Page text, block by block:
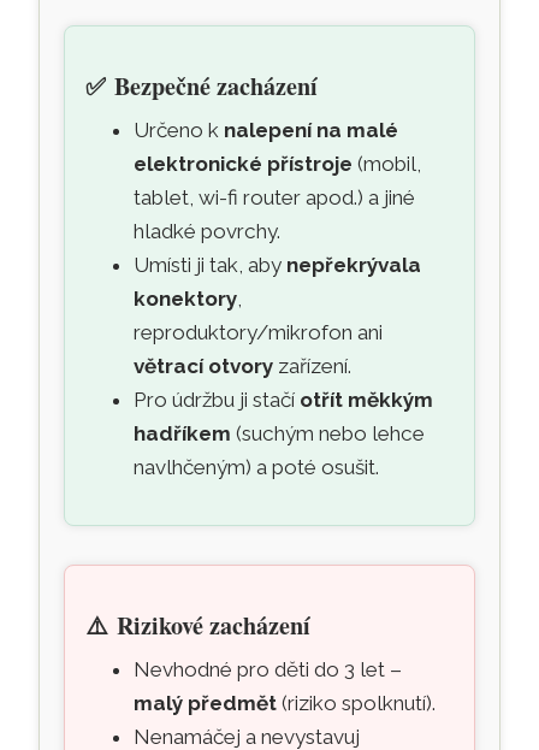
✅Bezpečné zacházení
Určeno k nalepení na malé
elektronické přístroje (mobil,
tablet, wi-fi router apod.) a jiné
hladké povrchy.
Umísti ji tak, aby nepřekrývala
konektory,
reproduktory/mikrofon ani
větrací otvory zařízení.
Pro údržbu ji stačí otřít měkkým
hadříkem (suchým nebo lehce
navlhčeným) a poté osušit.
⚠️Rizikové zacházení
Nevhodné pro děti do 3 let –
malý předmět (riziko spolknutí).
Nenamáčej a nevystavuj